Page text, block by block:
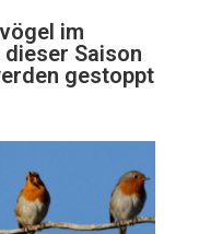
im
Saison
gestoppt